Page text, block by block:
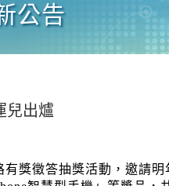
公告
兒出爐
有獎徵答抽獎活動，邀請